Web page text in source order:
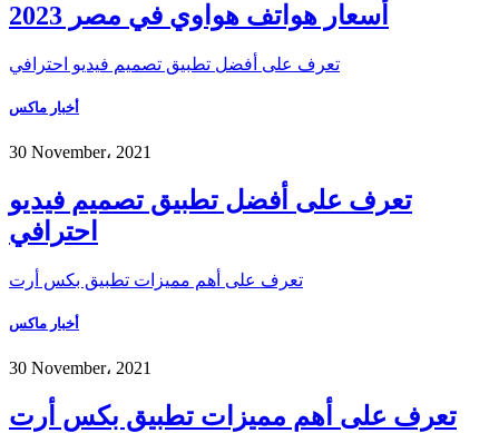
أسعار هواتف هواوي في مصر 2023
تعرف على أفضل تطبيق تصميم فيديو احترافي
أخبار ماكس
30 November، 2021
تعرف على أفضل تطبيق تصميم فيديو
احترافي
تعرف على أهم مميزات تطبيق بكس أرت
أخبار ماكس
30 November، 2021
تعرف على أهم مميزات تطبيق بكس أرت